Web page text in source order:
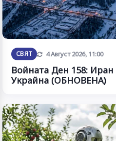
СВЯТ Обновена
4 Август 2026, 11:00
Войната Ден 158:
Украйна (ОБНОВЕНА)